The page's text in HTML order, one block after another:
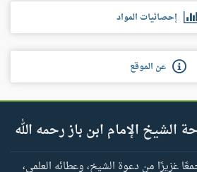
إحصائيات المواد
عن الموقع
الشيخ الإمام ابن باز رحمه الله
غزيرًا من دعوة الشيخ، وعطائه العلمي،